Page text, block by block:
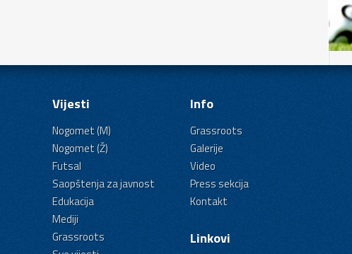
Vijesti
Nogomet (M)
Nogomet (Ž)
Futsal
Saopštenja za javnost
Edukacija
Mediji
Grassroots
Info
Grassroots
Galerije
Video
Press sekcija
Kontakt
Linkovi